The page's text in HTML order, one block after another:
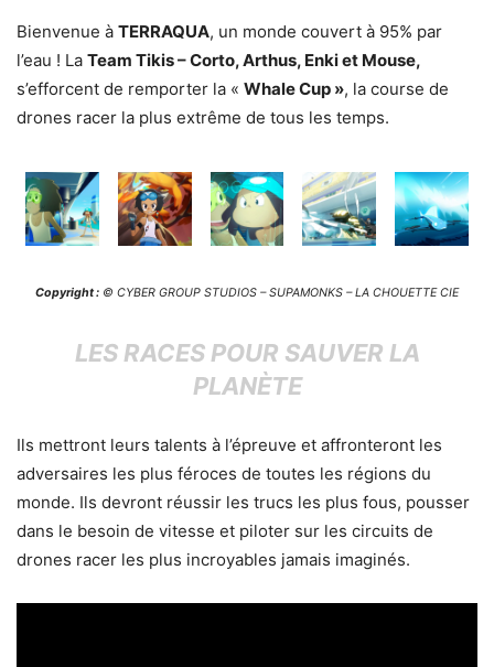
Bienvenue à TERRAQUA, un monde couvert à 95% par
l’eau ! La Team Tikis – Corto, Arthus, Enki et Mouse,
s’efforcent de remporter la « Whale Cup », la course de
drones racer la plus extrême de tous les temps.
Copyright : © CYBER GROUP STUDIOS – SUPAMONKS – LA CHOUETTE CIE
LES RACES POUR SAUVER LA
PLANÈTE
Ils mettront leurs talents à l’épreuve et affronteront les
adversaires les plus féroces de toutes les régions du
monde. Ils devront réussir les trucs les plus fous, pousser
dans le besoin de vitesse et piloter sur les circuits de
drones racer les plus incroyables jamais imaginés.